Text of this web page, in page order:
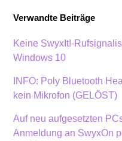
Verwandte Beiträge
Keine SwyxIt!-
Windows 10
INFO: Poly Bluetooth
kein Mikrofon (GELÖST)
Auf neu aufgesetzten
Anmeldung an SwyxOn